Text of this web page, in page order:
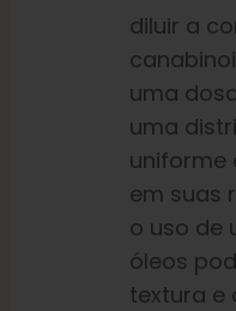
diluir a
uma
uma
uniforme
em suas
o uso de
óleos
textura e